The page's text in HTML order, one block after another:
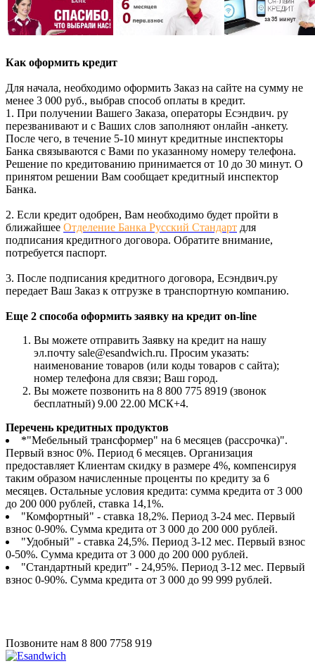
Как оформить кредит
Для начала, необходимо оформить Заказ на сайте на сумму не
менее 3 000 руб., выбрав способ оплаты в кредит.
1. При получении Вашего Заказа, операторы Есэндвич. ру
перезванивают и с Ваших слов заполняют онлайн -анкету.
После чего, в течение 5-10 минут кредитные инспекторы
Банка связываются с Вами по указанному номеру телефона.
Решение по кредитованию принимается от 10 до 30 минут. О
принятом решении Вам сообщает кредитный инспектор
Банка.
2. Если кредит одобрен, Вам необходимо будет пройти в
ближайшее Отделение Банка Русский Стандарт для
подписания кредитного договора. Обратите внимание,
потребуется паспорт.
3. После подписания кредитного договора, Есэндвич.ру
передает Ваш Заказ к отгрузке в транспортную компанию.
Еще 2 способа оформить заявку на кредит on-line
Вы можете отправить Заявку на кредит на нашу
эл.почту sale@esandwich.ru. Просим указать:
наименование товаров (или коды товаров с сайта);
номер телефона для связи; Ваш город.
Вы можете позвонить на 8 800 775 8919 (звонок
бесплатный) 9.00 22.00 МСК+4.
Перечень кредитных продуктов
*"Мебельный трансформер" на 6 месяцев (рассрочка)".
Первый взнос 0%. Период 6 месяцев. Организация
предоставляет Клиентам скидку в размере 4%, компенсируя
таким образом начисленные проценты по кредиту за 6
месяцев. Остальные условия кредита: сумма кредита от 3 000
до 200 000 рублей, ставка 14,1%.
"Комфортный" - ставка 18,2%. Период 3-24 мес. Первый
взнос 0-90%. Сумма кредита от 3 000 до 200 000 рублей.
"Удобный" - ставка 24,5%. Период 3-12 мес. Первый взнос
0-50%. Сумма кредита от 3 000 до 200 000 рублей.
"Стандартный кредит" - 24,95%. Период 3-12 мес. Первый
взнос 0-90%. Сумма кредита от 3 000 до 99 999 рублей.
Позвоните нам 8 800 7758 919